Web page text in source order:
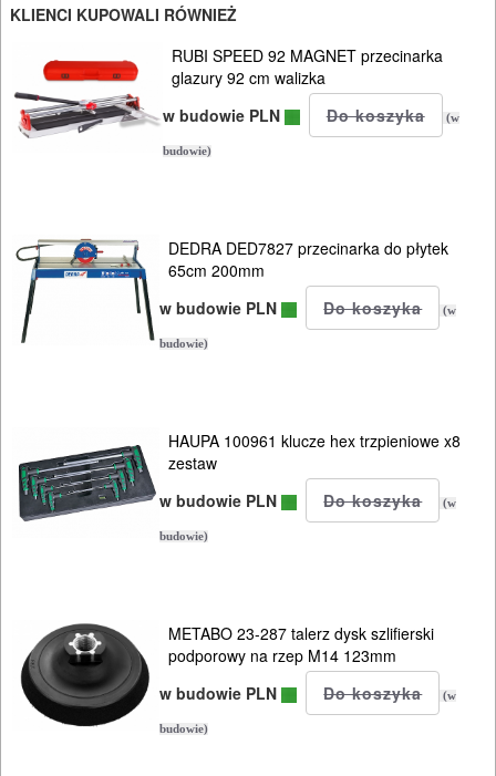
NARZĘDZIA
INSTALACYJNE,
PALNIKI
PNEUMATYCZNE
NARZĘDZIA
SPAWALNICTWO
URZĄDZENIA
OSPRZĘT
ODZIEŻ
ROBOCZA
I
BHP
KLIENCI KUPOWALI RÓWNIEŻ
RUBI SPEED 92 MAGNET przecinarka
glazury 92 cm walizka
w budowie PLN
(w
budowie)
DEDRA DED7827 przecinarka do płytek
65cm 200mm
w budowie PLN
(w
budowie)
HAUPA 100961 klucze hex trzpieniowe x8
zestaw
w budowie PLN
(w
budowie)
METABO 23-287 talerz dysk szlifierski
podporowy na rzep M14 123mm
w budowie PLN
(w
budowie)